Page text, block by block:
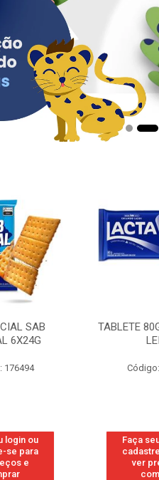
SAB
6X24G
176494
login ou
se para
e
TABLETE
Faça
ver